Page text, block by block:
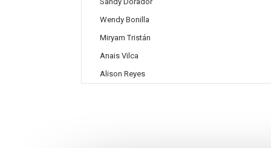
Wendy Bonilla
Miryam Tristán
Anais Vilca
Alison Reyes